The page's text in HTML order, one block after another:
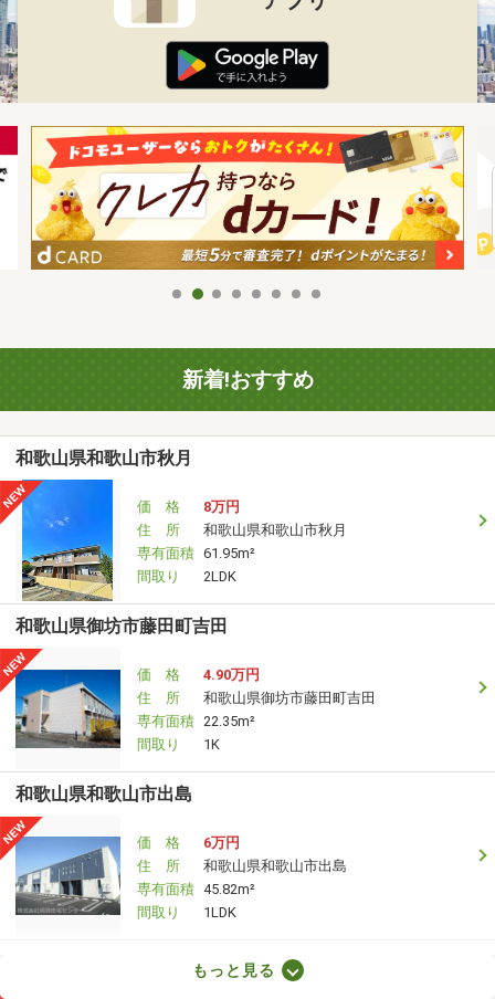
新着!おすすめ
和歌山県和歌山市秋月
価 格
8万円
住 所
和歌山県和歌山市秋月
専有面積 61.95m²
間取り
2LDK
和歌山県御坊市藤田町吉田
価 格
4.90万円
住 所
和歌山県御坊市藤田町吉田
専有面積 22.35m²
間取り
1K
和歌山県和歌山市出島
価 格
6万円
住 所
和歌山県和歌山市出島
専有面積 45.82m²
間取り
1LDK
もっと見る